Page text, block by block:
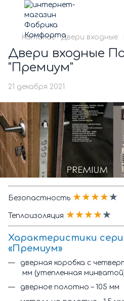
Каталог Двери входные
Двери входные
"Премиум"
21 декабря 2021
Безопастность ★★★★★
Теплоизоляция ★★★★★
Характеристики
«Премиум»
дверная коробка с
мм (утепленная
дверное полотно – 105 мм